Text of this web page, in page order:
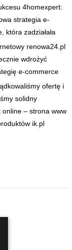
4homexpert:
strategia e-
która zadziałała
renowa24.pl
wdrożyć
e-commerce
ofertę i
solidny
online – strona www
ik.pl